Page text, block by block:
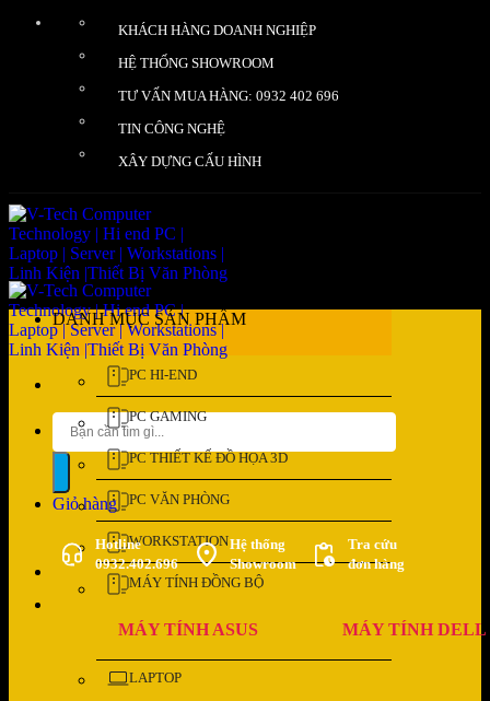
KHÁCH HÀNG DOANH NGHIỆP
HỆ THỐNG SHOWROOM
TƯ VẤN MUA HÀNG: 0932 402 696
TIN CÔNG NGHỆ
XÂY DỰNG CẤU HÌNH
Tìm
kiếm:
Giỏ hàng
Hotline
0932.402.696
Hệ thống
Showroom
Tra cứu
đơn hàng
DANH MỤC SẢN PHẨM
PC HI-END
PC GAMING
PC THIẾT KẾ ĐỒ HỌA 3D
PC VĂN PHÒNG
WORKSTATION
MÁY TÍNH ĐỒNG BỘ
MÁY TÍNH ASUS MÁY TÍNH DELL
LAPTOP